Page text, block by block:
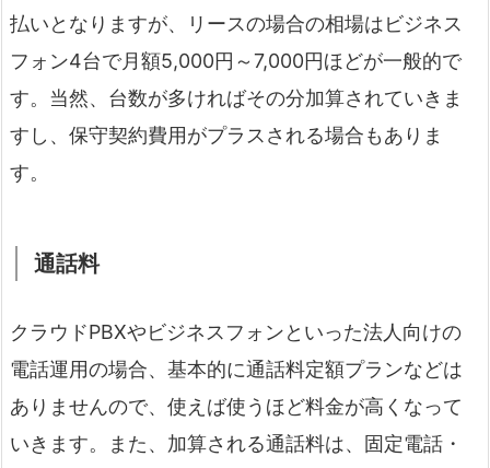
払いとなりますが、リースの場合の相場はビジネス
フォン4台で月額5,000円～7,000円ほどが一般的で
す。当然、台数が多ければその分加算されていきま
すし、保守契約費用がプラスされる場合もありま
す。
通話料
クラウドPBXやビジネスフォンといった法人向けの
電話運用の場合、基本的に通話料定額プランなどは
ありませんので、使えば使うほど料金が高くなって
いきます。また、加算される通話料は、固定電話・